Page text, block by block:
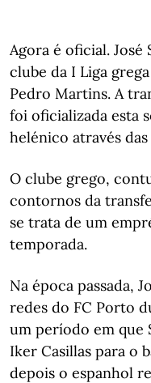
Agora é oficial. José
clube da I Liga
Pedro Martins. A
foi oficializada esta
helénico através
O clube grego,
contornos da
se trata de um
temporada.
Na época passada,
redes do FC Porto
um período em que
Iker Casillas para o
depois o espanhol